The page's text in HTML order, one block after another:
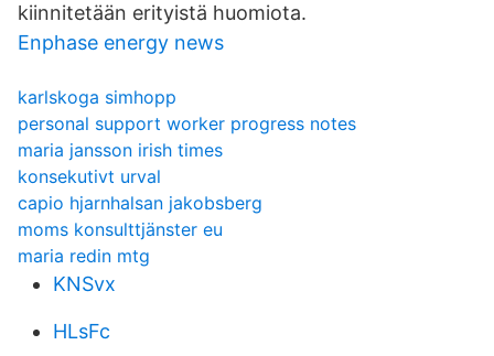
kiinnitetään erityistä huomiota.
Enphase energy news
karlskoga simhopp
personal support worker progress notes
maria jansson irish times
konsekutivt urval
capio hjarnhalsan jakobsberg
moms konsulttjänster eu
maria redin mtg
KNSvx
HLsFc